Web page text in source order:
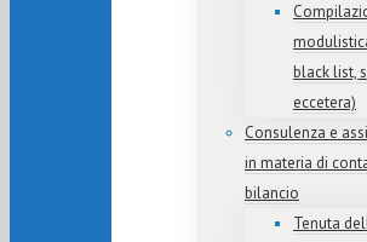
black list,
eccetera)
Consulenza e
in materia di
bilancio
Tenuta